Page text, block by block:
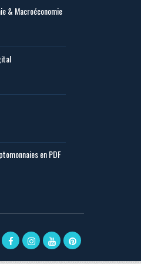
& Macroéconomie
en PDF